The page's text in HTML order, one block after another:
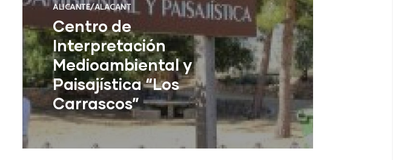
ALICANTE/ALACANT
Centro de
Interpretación
Medioambiental y
Paisajística “Los
Carrascos”
L'Alfàs del Pi (Alicante)